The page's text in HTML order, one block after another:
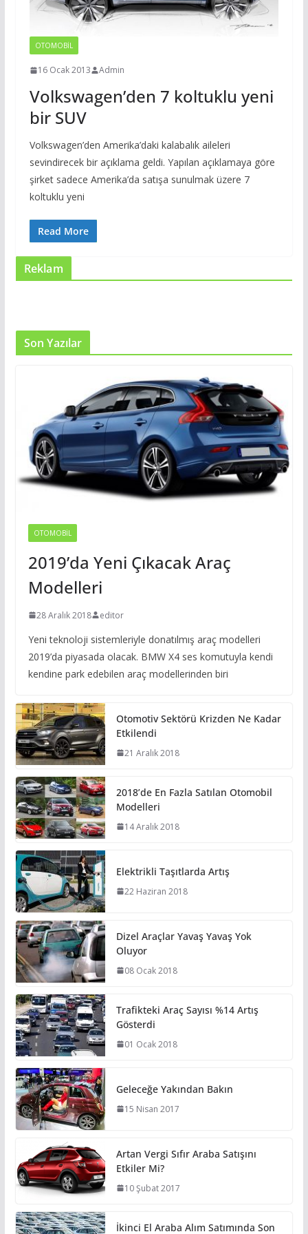
OTOMOBIL
16 Ocak 2013 Admin
Volkswagen’den 7 koltuklu yeni
bir SUV
Volkswagen’den Amerika’daki kalabalık aileleri
sevindirecek bir açıklama geldi. Yapılan açıklamaya göre
şirket sadece Amerika’da satışa sunulmak üzere 7
koltuklu yeni
Read More
Reklam
Son Yazılar
OTOMOBIL
2019’da Yeni Çıkacak Araç
Modelleri
28 Aralık 2018 editor
Yeni teknoloji sistemleriyle donatılmış araç modelleri
2019’da piyasada olacak. BMW X4 ses komutuyla kendi
kendine park edebilen araç modellerinden biri
Otomotiv Sektörü Krizden Ne Kadar
Etkilendi
21 Aralık 2018
2018’de En Fazla Satılan Otomobil
Modelleri
14 Aralık 2018
Elektrikli Taşıtlarda Artış
22 Haziran 2018
Dizel Araçlar Yavaş Yavaş Yok
Oluyor
08 Ocak 2018
Trafikteki Araç Sayısı %14 Artış
Gösterdi
01 Ocak 2018
Geleceğe Yakından Bakın
15 Nisan 2017
Artan Vergi Sıfır Araba Satışını
Etkiler Mi?
10 Şubat 2017
İkinci El Araba Alım Satımında Son